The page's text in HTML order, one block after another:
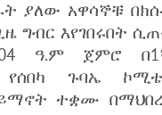
ያለው አዋሳኞቹ
ግብር እየገበሩበት
ዓ.ም ጀምሮ
የሰበካ ጉባኤ
ተቋሙ